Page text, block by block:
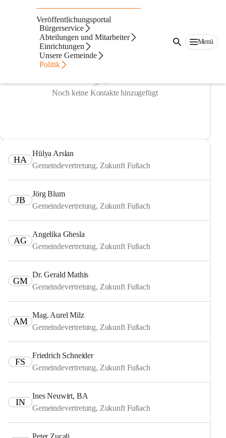
Veröffentlichungsportal
Bürgerservice
Abteilungen und Mitarbeiter
Einrichtungen
Unsere Gemeinde
Politik
Menü
Gemeindevertretung
Noch keine Kontakte hinzugefügt
HA
Hülya Arslan
Gemeindevertretung, Zukunft Fußach
JB
Jörg Blum
Gemeindevertretung, Zukunft Fußach
AG
Angelika Ghesla
Gemeindevertretung, Zukunft Fußach
GM
Dr. Gerald Mathis
Gemeindevertretung, Zukunft Fußach
AM
Mag. Aurel Milz
Gemeindevertretung, Zukunft Fußach
FS
Friedrich Schneider
Gemeindevertretung, Zukunft Fußach
IN
Ines Neuwirt, BA
Gemeindevertretung, Zukunft Fußach
Peter Zucali